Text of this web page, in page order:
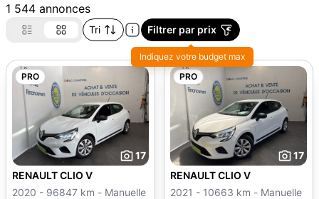
1 544 annonces
Tri Filtrer par prix
Indiquez votre budget max
PRO
17
RENAULT CLIO V
2020 - 96847 km - Manuelle
PRO
17
RENAULT CLIO V
2021 - 10663 km - Manuelle